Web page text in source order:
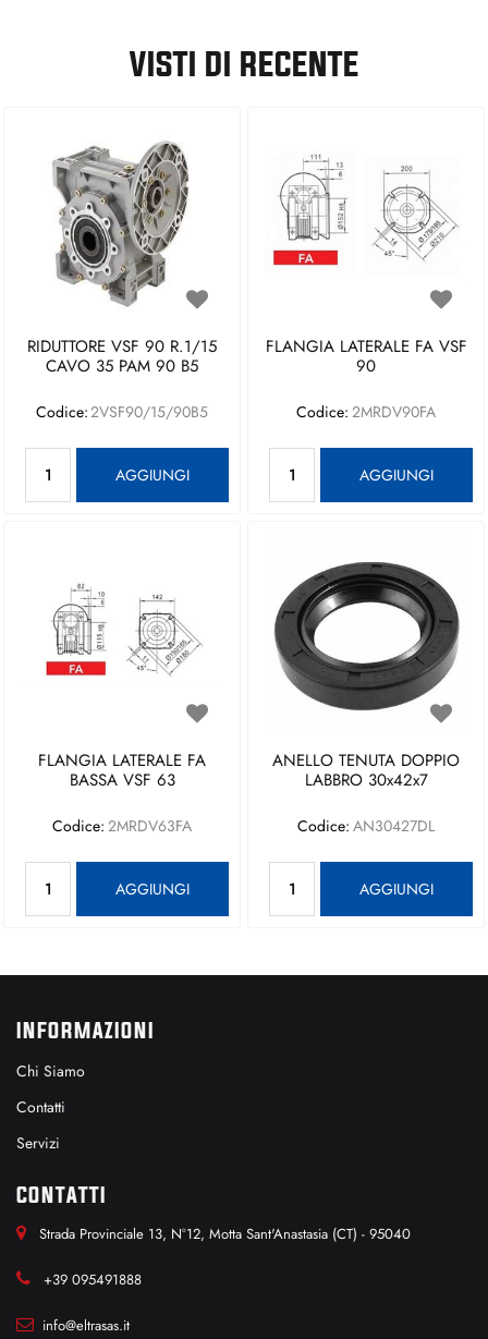
VISTI DI RECENTE
RIDUTTORE VSF 90 R.1/15
CAVO 35 PAM 90 B5
Codice:2VSF90/15/90B5
AGGIUNGI
FLANGIA LATERALE FA VSF
90
Codice: 2MRDV90FA
AGGIUNGI
FLANGIA LATERALE FA
BASSA VSF 63
Codice: 2MRDV63FA
AGGIUNGI
ANELLO TENUTA DOPPIO
LABBRO 30x42x7
Codice: AN30427DL
AGGIUNGI
INFORMAZIONI
Chi Siamo
Contatti
Servizi
CONTATTI
Strada Provinciale 13, N°12, Motta Sant'Anastasia (CT) - 95040
+39 095491888
info@eltrasas.it